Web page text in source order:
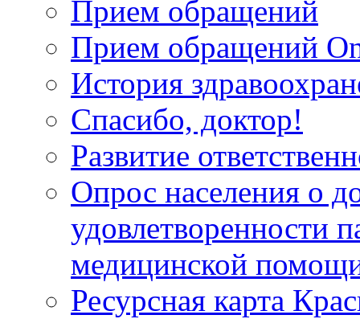
Прием обращений
Прием обращений
История
Спасибо, доктор!
Развитие
Опрос населения о
удовлетворенности
медицинской
Ресурсная карта